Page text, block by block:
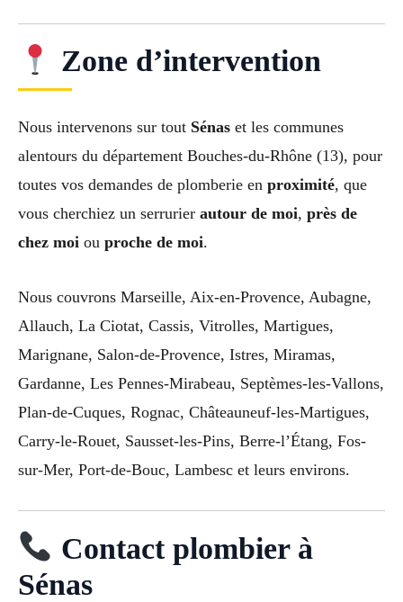
Zone d’intervention
Nous intervenons sur tout Sénas et les communes
alentours du département Bouches-du-Rhône (13), pour
toutes vos demandes de plomberie en proximité, que
vous cherchiez un serrurier autour de moi, près de
chez moi ou proche de moi.
Nous couvrons Marseille, Aix-en-Provence, Aubagne,
Allauch, La Ciotat, Cassis, Vitrolles, Martigues,
Marignane, Salon-de-Provence, Istres, Miramas,
Gardanne, Les Pennes-Mirabeau, Septèmes-les-Vallons,
Plan-de-Cuques, Rognac, Châteauneuf-les-Martigues,
Carry-le-Rouet, Sausset-les-Pins, Berre-l’Étang, Fos-
sur-Mer, Port-de-Bouc, Lambesc et leurs environs.
Contact plombier à
Sénas